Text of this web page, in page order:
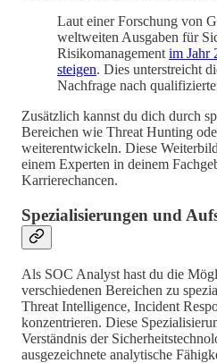
Laut einer Forschung von
weltweiten Ausgaben für
Risikomanagementim Jahr
steigen. Dies unterstreicht
Nachfrage nach
Zusätzlich kannst du dich durch
Bereichen wie Threat Hunting
weiterentwickeln. Diese
einem Experten in deinem
Karrierechancen.
Spezialisierungen und
Als SOC Analyst hast du die
verschiedenen Bereichen zu
Threat Intelligence, Incident
konzentrieren. Diese
Verständnis der
ausgezeichnete analytische